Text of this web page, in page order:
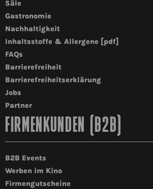
Säle
Gastronomie
Nachhaltigkeit
Inhaltsstoffe & Allergene [pdf]
FAQs
Barrierefreiheit
Barrierefreiheitserklärung
Jobs
Partner
FIRMENKUNDEN (B2B)
B2B Events
Werben im Kino
Firmengutscheine